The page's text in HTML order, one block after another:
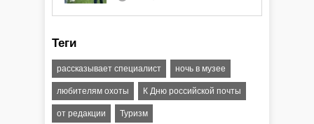
Теги
рассказывает специалист ночь в музее
любителям охоты К Дню российской почты
от редакции Туризм